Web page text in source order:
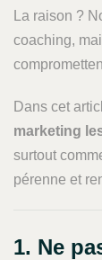
La raison ?
coaching,
Dans cet
marketing
surtout
pérenne et
1. Ne